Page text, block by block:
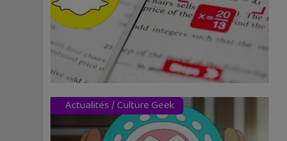
Actualités/ Culture Geek